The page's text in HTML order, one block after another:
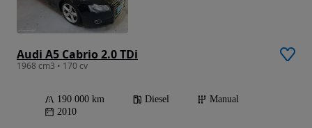
Audi A5 Cabrio 2.0 TDi
1968 cm3 • 170 cv
190 000 km Diesel
Manual
2010